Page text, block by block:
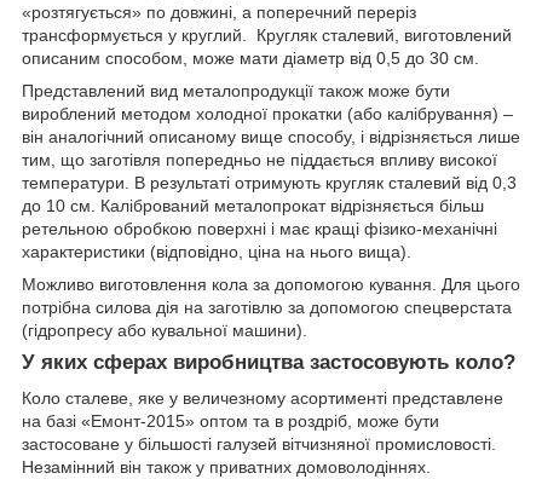
«розтягується» по довжині, а поперечний переріз
трансформується у круглий. Кругляк сталевий, виготовлений
описаним способом, може мати діаметр від 0,5 до 30 см.
Представлений вид металопродукції також може бути
вироблений методом холодної прокатки (або калібрування) –
він аналогічний описаному вище способу, і відрізняється лише
тим, що заготівля попередньо не піддається впливу високої
температури. В результаті отримують кругляк сталевий від 0,3
до 10 см. Калібрований металопрокат відрізняється більш
ретельною обробкою поверхні і має кращі фізико-механічні
характеристики (відповідно, ціна на нього вища).
Можливо виготовлення кола за допомогою кування. Для цього
потрібна силова дія на заготівлю за допомогою спецверстата
(гідропресу або кувальної машини).
У яких сферах виробництва застосовують коло?
Коло сталеве, яке у величезному асортименті представлене
на базі «Емонт-2015» оптом та в роздріб, може бути
застосоване у більшості галузей вітчизняної промисловості.
Незамінний він також у приватних домоволодіннях.